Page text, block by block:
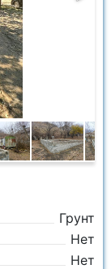
Грунт
Нет
Нет